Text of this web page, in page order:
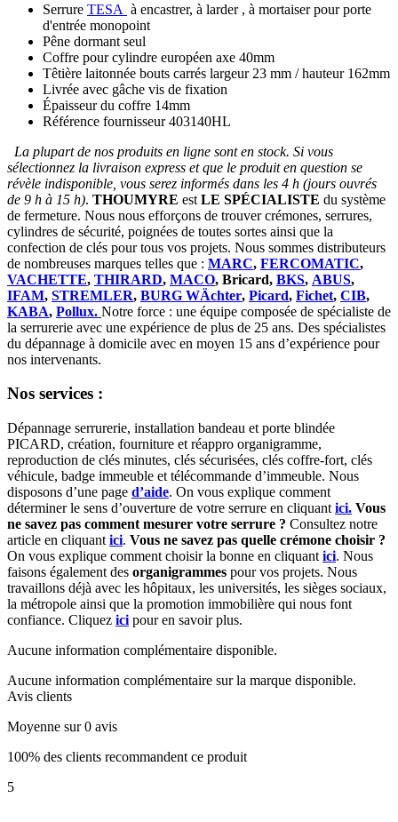
Serrure TESA à encastrer, à larder , à mortaiser pour porte
d'entrée monopoint
Pêne dormant seul
Coffre pour cylindre européen axe 40mm
Têtière laitonnée bouts carrés largeur 23 mm / hauteur 162mm
Livrée avec gâche vis de fixation
Épaisseur du coffre 14mm
Référence fournisseur 403140HL
La plupart de nos produits en ligne sont en stock. Si vous
sélectionnez la livraison express et que le produit en question se
révèle indisponible, vous serez informés dans les 4 h (jours ouvrés
de 9 h à 15 h). THOUMYRE est LE SPÉCIALISTE du système
de fermeture. Nous nous efforçons de trouver crémones, serrures,
cylindres de sécurité, poignées de toutes sortes ainsi que la
confection de clés pour tous vos projets. Nous sommes distributeurs
de nombreuses marques telles que : MARC, FERCOMATIC,
VACHETTE, THIRARD, MACO, Bricard, BKS, ABUS,
IFAM, STREMLER, BURG WÄchter, Picard, Fichet, CIB,
KABA, Pollux. Notre force : une équipe composée de spécialiste de
la serrurerie avec une expérience de plus de 25 ans. Des spécialistes
du dépannage à domicile avec en moyen 15 ans d’expérience pour
nos intervenants.
Nos services :
Dépannage serrurerie, installation bandeau et porte blindée
PICARD, création, fourniture et réappro organigramme,
reproduction de clés minutes, clés sécurisées, clés coffre-fort, clés
véhicule, badge immeuble et télécommande d’immeuble. Nous
disposons d’une page d’aide. On vous explique comment
déterminer le sens d’ouverture de votre serrure en cliquant ici. Vous
ne savez pas comment mesurer votre serrure ? Consultez notre
article en cliquant ici. Vous ne savez pas quelle crémone choisir ?
On vous explique comment choisir la bonne en cliquant ici. Nous
faisons également des organigrammes pour vos projets. Nous
travaillons déjà avec les hôpitaux, les universités, les sièges sociaux,
la métropole ainsi que la promotion immobilière qui nous font
confiance. Cliquez ici pour en savoir plus.
Aucune information complémentaire disponible.
Aucune information complémentaire sur la marque disponible.
Avis clients
Moyenne sur 0 avis
100% des clients recommandent ce produit
5